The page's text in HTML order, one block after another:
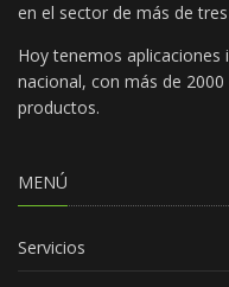
en el sector de más de
Hoy tenemos
nacional, con más de
productos.
MENÚ
Servicios